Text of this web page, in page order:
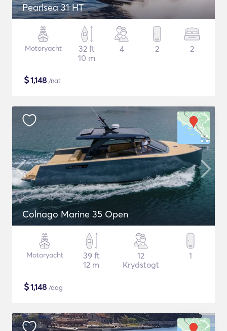
Pearlsea 31 HT
Motoryacht
32 ft
10 m
4 2 2
$1,148 /nat
Colnago Marine 35 Open
Motoryacht
39 ft
12 m
12
Krydstogt
1
$1,148 /dag